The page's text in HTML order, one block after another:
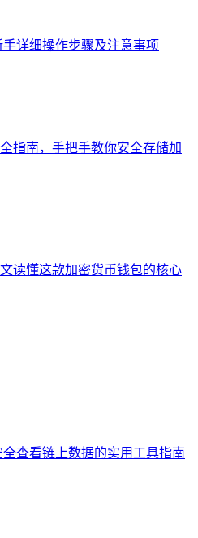
详细操作步骤及注意事项
指南，手把手教你安全存储加
读懂这款加密货币钱包的核心
查看链上数据的实用工具指南